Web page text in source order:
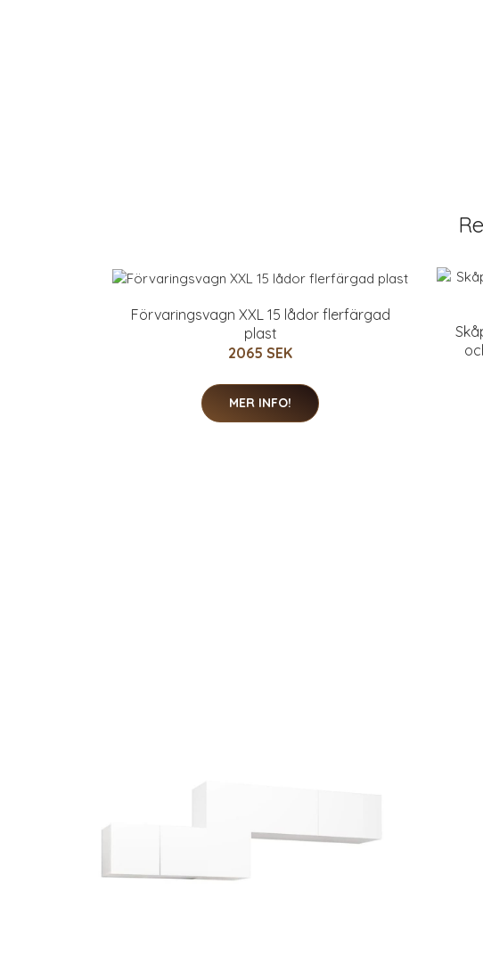
Förvaringsvagn XXL 15 lådor flerfärgad
plast
2065 SEK
MER INFO!